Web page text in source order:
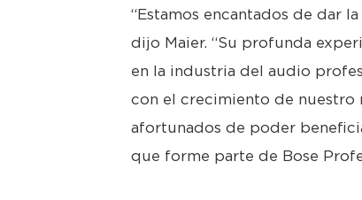
“Estamos encantados de dar
dijo Maier. “Su profunda
en la industria del audio
con el crecimiento de nuestro
afortunados de poder
que forme parte de Bose